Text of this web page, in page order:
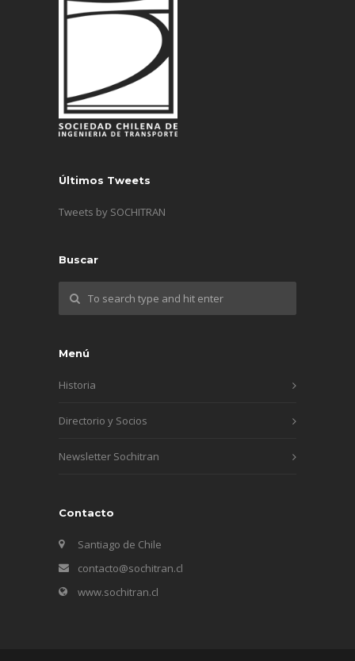
Últimos Tweets
Tweets by SOCHITRAN
Buscar
Menú
Historia
Directorio y Socios
Newsletter Sochitran
Contacto
Santiago de Chile
contacto@sochitran.cl
www.sochitran.cl